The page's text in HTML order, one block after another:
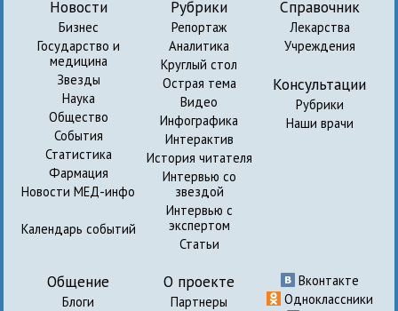
Новости
Бизнес
Государство и
медицина
Звезды
Наука
Общество
События
Статистика
Фармация
Новости МЕД-инфо
Календарь событий
Рубрики
Репортаж
Аналитика
Круглый стол
Острая тема
Видео
Инфографика
Интерактив
История читателя
Интервью со
звездой
Интервью с
экспертом
Статьи
Справочник
Лекарства
Учреждения
Консультации
Рубрики
Наши врачи
Общение
Блоги
О проекте
Партнеры
Вконтакте
Одноклассники